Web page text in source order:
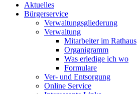
Aktuelles
Bürgerservice
Verwaltungsgliederung
Verwaltung
Mitarbeiter im Rathaus
Organigramm
Was erledige ich wo
Formulare
Ver- und Entsorgung
Online Service